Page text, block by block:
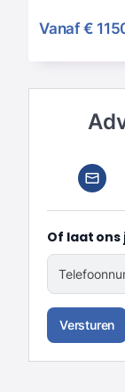
Vanaf €
Of laat
Versturen